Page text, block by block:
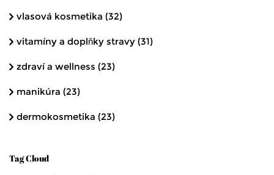
vlasová kosmetika (32)
vitamíny a doplňky stravy (31)
zdraví a wellness (23)
manikúra (23)
dermokosmetika (23)
Tag Cloud